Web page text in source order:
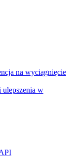
na wyciągnięcie
ulepszenia w